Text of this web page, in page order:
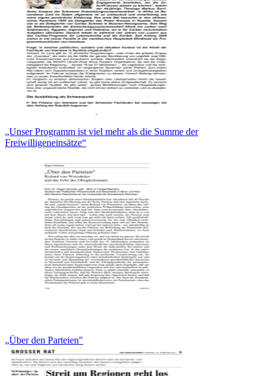
„Unser Programm ist viel mehr als die Summe der
Freiwilligeneinsätze“
„Über den Parteien"